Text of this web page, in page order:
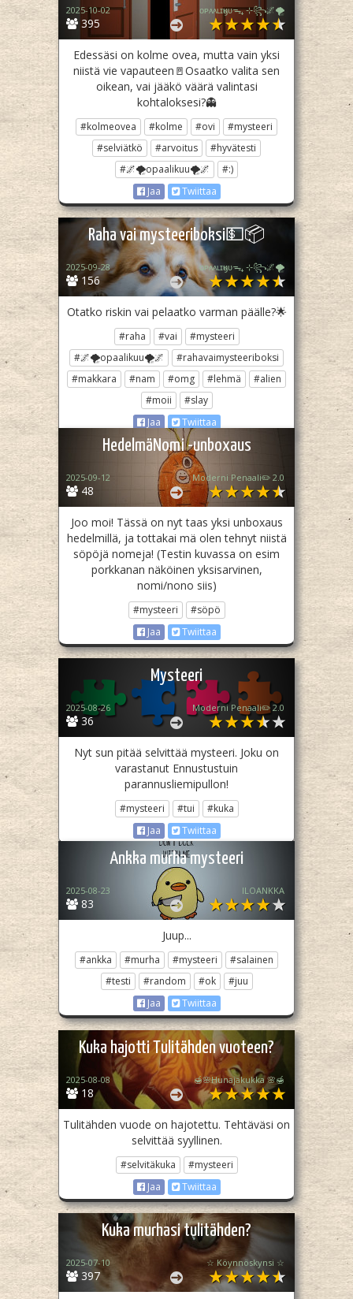
395
2025-10-02 ᴏᴘᴀᴀʟɪӄᴜᴜᯓ₊ ⊹꧂🌌🌪
Edessäsi on kolme ovea, mutta vain yksi
niistä vie vapauteen🚪Osaatko valita sen
oikean, vai jääkö väärä valintasi
kohtaloksesi?👻
#kolmeovea #kolme #ovi
#mysteeri
#selviätkö
#arvoitus
#hyvätesti
#🌌🌪opaalikuu🌪🌌
#:)
Jaa
Twiittaa
Raha vai mysteeriboksi💵📦
156
2025-09-28 ᴏᴘᴀᴀʟɪӄᴜᴜᯓ₊ ⊹꧂🌌🌪
Otatko riskin vai pelaatko varman päälle?🌟
#raha #vai
#mysteeri
#🌌🌪opaalikuu🌪🌌
#rahavaimysteeriboksi
#makkara
#nam #omg #lehmä
#alien
#moii
#slay
Jaa
Twiittaa
HedelmäNomi -unboxaus
48
2025-09-12 Moderni Penaali✏️ 2.0
Joo moi! Tässä on nyt taas yksi unboxaus
hedelmillä, ja tottakai mä olen tehnyt niistä
söpöjä nomeja! (Testin kuvassa on esim
porkkanan näköinen yksisarvinen,
nomi/nono siis)
#mysteeri
#söpö
Jaa
Twiittaa
Mysteeri
36
2025-08-26 Moderni Penaali✏️ 2.0
Nyt sun pitää selvittää mysteeri. Joku on
varastanut Ennustustuin
parannusliemipullon!
#mysteeri #tui
#kuka
Jaa
Twiittaa
Ankka murha mysteeri
83
2025-08-23 ILOANKKA
Juup...
#ankka #murha #mysteeri
#salainen
#testi
#random #ok
#juu
Jaa
Twiittaa
Kuka hajotti Tulitähden vuoteen?
18
2025-08-08 🍯🌸Hunajakukka 🌸🍯
Tulitähden vuode on hajotettu. Tehtäväsi on
selvittää syyllinen.
#selvitäkuka
#mysteeri
Jaa
Twiittaa
Kuka murhasi tulitähden?
397
2025-07-10 ☆ Köynnöskynsi ☆